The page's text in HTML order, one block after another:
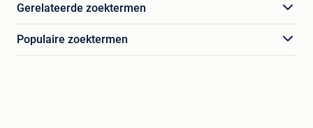
Gerelateerde zoektermen
Populaire zoektermen